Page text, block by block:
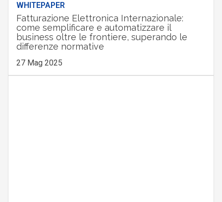
WHITEPAPER
Fatturazione Elettronica Internazionale:
come semplificare e automatizzare il
business oltre le frontiere, superando le
differenze normative
27 Mag 2025